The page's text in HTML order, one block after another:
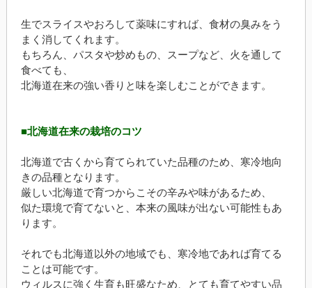
生でスライスやおろして薬味にすれば、食材の臭みをう
まく消してくれます。
もちろん、パスタや炒めもの、スープなど、火を通して
食べても、
北海道在来の強い香りと味を楽しむことができます。
■北海道在来の栽培のコツ
北海道で古くから育てられていた品種のため、寒冷地向
きの品種となります。
厳しい北海道で育つからこその辛みや味があるため、
似た環境で育てないと、本来の風味が出ない可能性もあ
ります。
それでも北海道以外の地域でも、寒冷地であれば育てる
ことは可能です。
ウィルスに強く生育も旺盛なため、とても育てやすい品